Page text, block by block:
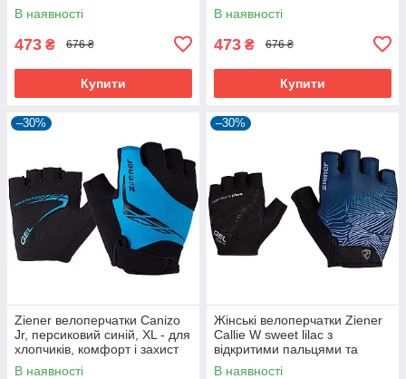
В наявності
473 ₴ 676 ₴
Купити
В наявності
473 ₴ 676 ₴
Купити
–30%
Ziener велоперчатки Canizo
Jr, персиковий синій, XL - для
хлопчиків, комфорт і захист
В наявності
–30%
Жінські велоперчатки Ziener
Callie W sweet lilac з
відкритими пальцями та
дихаючою шкірою Amara
В наявності